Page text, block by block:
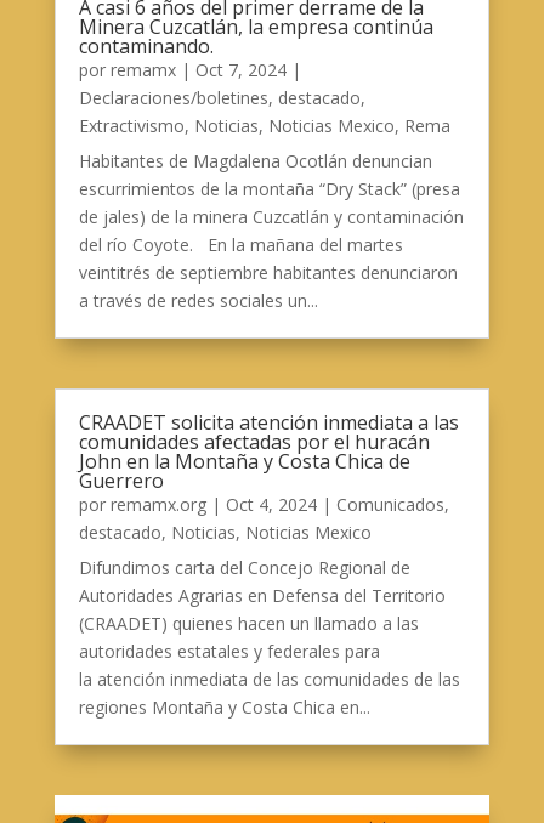
A casi 6 años del primer derrame de la
Minera Cuzcatlán, la empresa continúa
contaminando.
por remamx| Oct 7, 2024|
Declaraciones/boletines, destacado,
Extractivismo, Noticias, Noticias Mexico, Rema
Habitantes de Magdalena Ocotlán denuncian
escurrimientos de la montaña “Dry Stack” (presa
de jales) de la minera Cuzcatlán y contaminación
del río Coyote. En la mañana del martes
veintitrés de septiembre habitantes denunciaron
a través de redes sociales un...
CRAADET solicita atención inmediata a las
comunidades afectadas por el huracán
John en la Montaña y Costa Chica de
Guerrero
por remamx.org| Oct 4, 2024| Comunicados,
destacado, Noticias, Noticias Mexico
Difundimos carta del Concejo Regional de
Autoridades Agrarias en Defensa del Territorio
(CRAADET) quienes hacen un llamado a las
autoridades estatales y federales para
la atención inmediata de las comunidades de las
regiones Montaña y Costa Chica en...